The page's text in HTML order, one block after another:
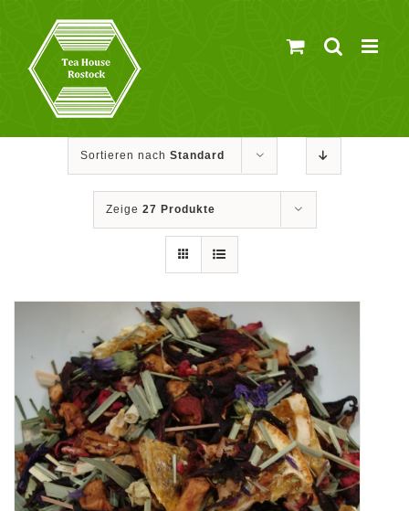
springen
Sortieren nach Standard
Zeige 27 Produkte